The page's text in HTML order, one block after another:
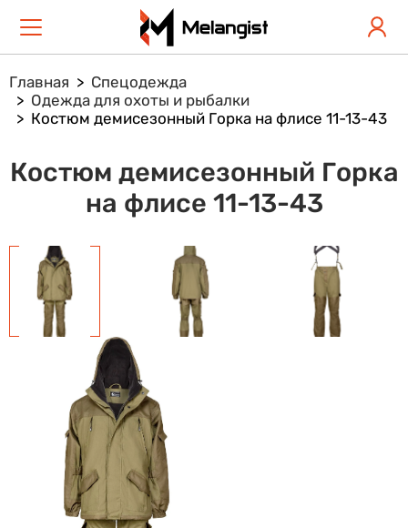
Главная
Спецодежда
Одежда для охоты и рыбалки
Костюм демисезонный Горка на флисе 11-13-43
Костюм демисезонный Горка
на флисе 11-13-43